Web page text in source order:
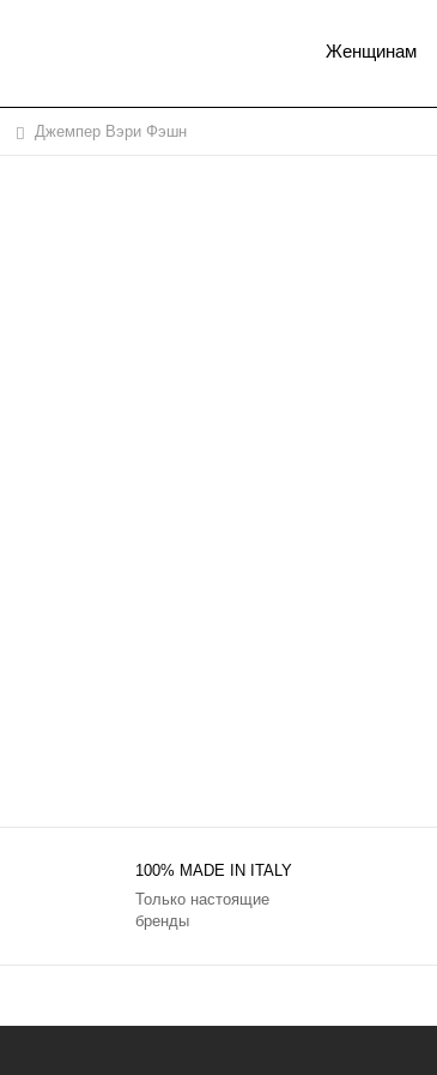
Женщинам
Джемпер Вэри Фэшн
100% MADE IN ITALY
Только настоящие
бренды